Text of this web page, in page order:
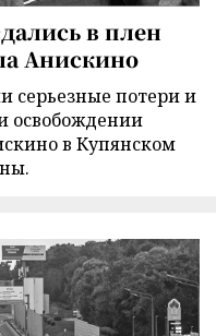
в плен
Анискино
серьезные потери и
освобождении
в Купянском